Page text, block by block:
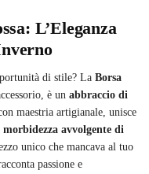
L’Eleganza
di stile? La Borsa
è un abbraccio di
maestria artigianale, unisce
morbidezza avvolgente di
unico che mancava al tuo
passione e